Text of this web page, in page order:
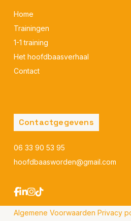
Home
Trainingen
1-1 training
Het hoofdbaasverhaal
Contact
Contactgegevens
06 33 90 53 95
hoofdbaasworden@gmail.com
Algemene Voorwaarden Privacy